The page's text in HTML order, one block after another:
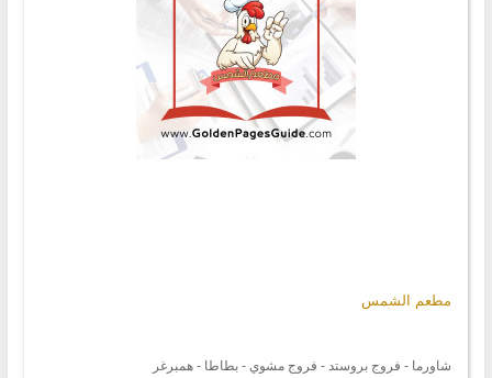
مطعم الشمس
شاورما - فروج بروستد - فروج مشوي - بطاطا - همبرغر